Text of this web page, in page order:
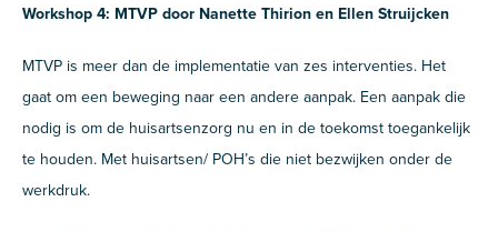
Workshop 4: MTVP door Nanette Thirion en Ellen Struijcken
MTVP is meer dan de implementatie van zes interventies. Het
gaat om een beweging naar een andere aanpak. Een aanpak die
nodig is om de huisartsenzorg nu en in de toekomst toegankelijk
te houden. Met huisartsen/ POH’s die niet bezwijken onder de
werkdruk.